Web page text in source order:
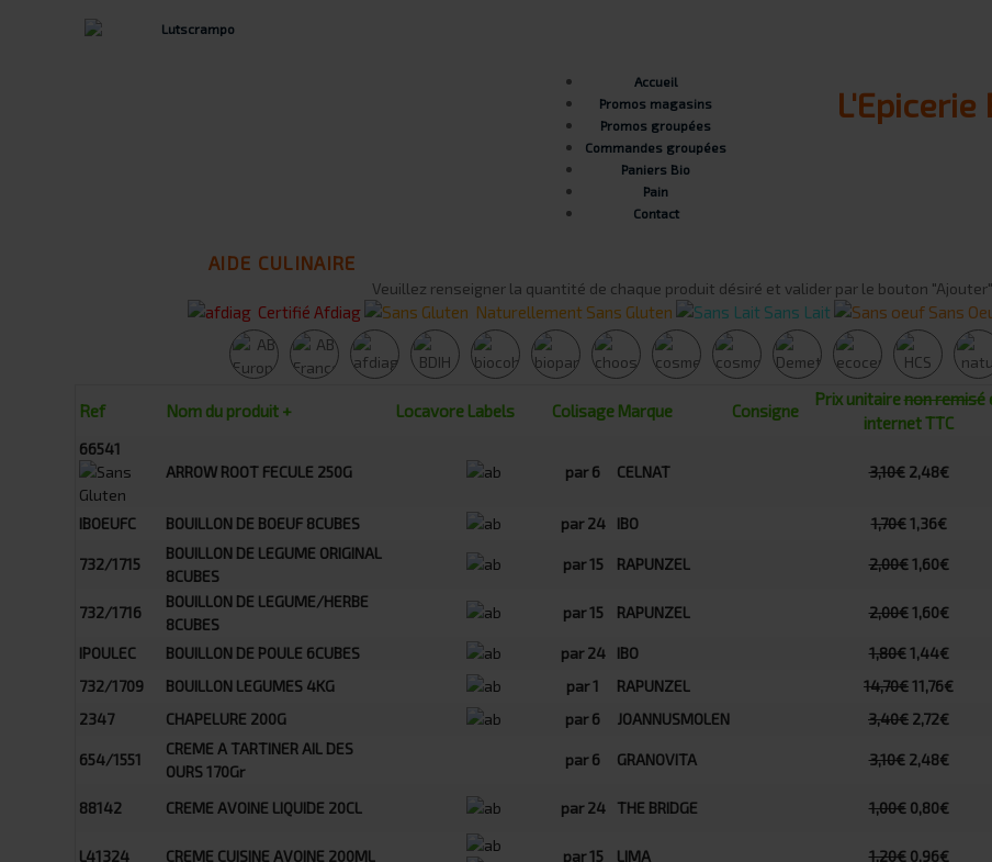
L'Epicerie
Accueil
Promos magasins
Promos groupées
Commandes groupées
Paniers Bio
Pain
Contact
AIDE CULINAIRE
Veuillez renseigner la quantité de chaque produit désiré et valider par le bouton
Certifié Afdiag Naturellement Sans Gluten Sans Lait Sans
Ref Nom du produit + Locavore Labels Colisage Marque Consigne
Prix unitairenon remisé
internet TTC
66541
ARROW ROOT FECULE 250G
par 6 CELNAT 3,10€ 2,48€
IBOEUFC BOUILLON DE BOEUF 8CUBES par 24 IBO 1,70€ 1,36€
732/1715
BOUILLON DE LEGUME ORIGINAL
8CUBES
par 15 RAPUNZEL 2,00€ 1,60€
732/1716
BOUILLON DE LEGUME/HERBE
8CUBES
par 15 RAPUNZEL 2,00€ 1,60€
IPOULEC BOUILLON DE POULE 6CUBES par 24 IBO 1,80€ 1,44€
732/1709
BOUILLON LEGUMES 4KG par 1 RAPUNZEL 14,70€11,76€
2347
CHAPELURE 200G par 6 JOANNUSMOLEN 3,40€ 2,72€
654/1551
CREME A TARTINER AIL DES
OURS 170Gr
par 6 GRANOVITA 3,10€ 2,48€
88142
CREME AVOINE LIQUIDE 20CL par 24 THE BRIDGE 1,00€ 0,80€
L41324
CREME CUISINE AVOINE 200ML par 15 LIMA 1,20€ 0,96€